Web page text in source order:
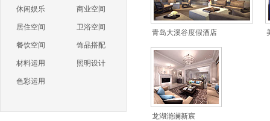
休闲娱乐 商业空间
居住空间 卫浴空间
餐饮空间 饰品搭配
材料运用 照明设计
色彩运用
青岛大溪谷度假酒店
龙湖滟澜新宸